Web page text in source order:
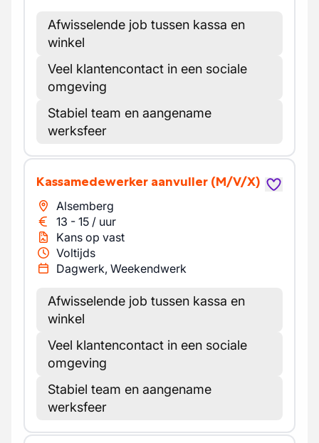
Afwisselende job tussen kassa en
winkel
Veel klantencontact in een sociale
omgeving
Stabiel team en aangename
werksfeer
Kassamedewerker aanvuller (M/V/X)
Alsemberg
13 - 15 / uur
Kans op vast
Voltijds
Dagwerk, Weekendwerk
Afwisselende job tussen kassa en
winkel
Veel klantencontact in een sociale
omgeving
Stabiel team en aangename
werksfeer